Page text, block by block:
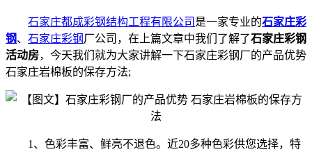
石家庄都成彩钢结构工程有限公司 是一家专业的石家庄彩
钢、 石家庄彩钢厂公司，在上篇文章中我们了解了石家庄彩钢
活动房，今天我们就为大家讲解一下石家庄彩钢厂的产品优势
石家庄岩棉板的保存方法;
1、色彩丰富、鲜亮不退色。近20多种色彩供您选择，特